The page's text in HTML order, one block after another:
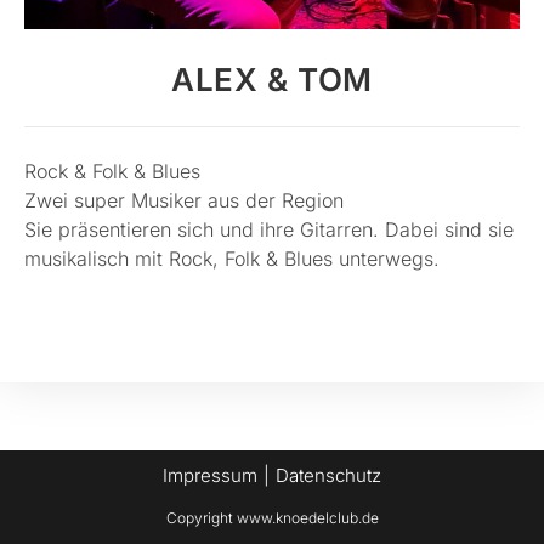
ALEX & TOM
Rock & Folk & Blues
Zwei super Musiker aus der Region
Sie präsentieren sich und ihre Gitarren. Dabei sind sie
musikalisch mit Rock, Folk & Blues unterwegs.
Impressum Datenschutz
Copyright www.knoedelclub.de